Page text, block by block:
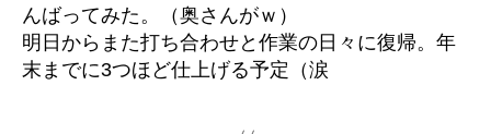
んばってみた。（奥さんがｗ）
明日からまた打ち合わせと作業の日々に復帰。年
末までに3つほど仕上げる予定（涙